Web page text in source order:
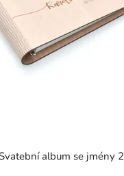
album se jmény 2